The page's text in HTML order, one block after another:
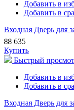
Добавить в
Добавить в
Входная Дверь для
88 635
Купить
Быстрый
Добавить в
Добавить в
Входная Дверь для